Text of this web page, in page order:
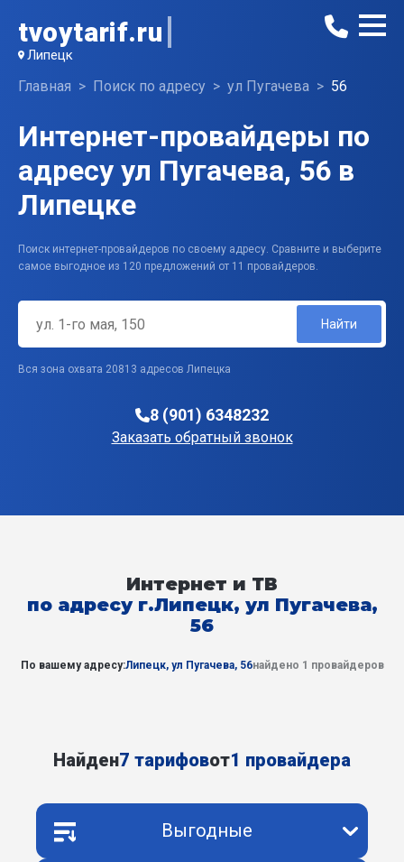
tvoytarif.ru
Липецк
Главная Поиск по адресу ул Пугачева 56
Интернет-провайдеры по
адресу ул Пугачева, 56 в
Липецке
Поиск интернет-провайдеров по своему адресу. Сравните и выберите
самое выгодное из 120 предложений от 11 провайдеров.
Найти
Вся зона охвата 20813 адресов Липецка
8 (901) 6348232
Заказать обратный звонок
Интернет и ТВ
по адресу г.Липецк, ул Пугачева,
56
По вашему адресу:Липецк, ул Пугачева, 56найдено 1 провайдеров
Найден7 тарифовот1 провайдера
Выгодные